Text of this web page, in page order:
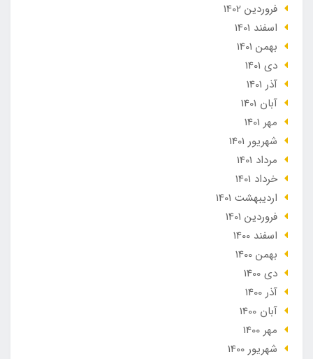
فروردین 1402
اسفند 1401
بهمن 1401
دی 1401
آذر 1401
آبان 1401
مهر 1401
شهریور 1401
مرداد 1401
خرداد 1401
ارديبهشت 1401
فروردین 1401
اسفند 1400
بهمن 1400
دی 1400
آذر 1400
آبان 1400
مهر 1400
شهریور 1400